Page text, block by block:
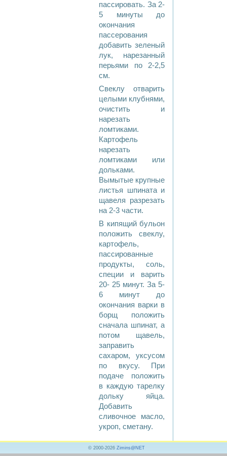
пассировать. За 2-
5 минуты до
окончания
пассерования
добавить зеленый
лук, нарезанный
перьями по 2-2,5
см.
Свеклу отварить
целыми клубнями,
очистить и
нарезать
ломтиками.
Картофель
нарезать
ломтиками или
дольками.
Вымытые крупные
листья шпината и
щавеля разрезать
на 2-3 части.
В кипящий бульон
положить свеклу,
картофель,
пассированные
продукты, соль,
специи и варить
20- 25 минут. За 5-
6 минут до
окончания варки в
борщ положить
сначала шпинат, а
потом щавель,
заправить
сахаром, уксусом
по вкусу. При
подаче положить
в каждую тарелку
дольку яйца.
Добавить
сливочное масло,
укроп, сметану.
© 2000-2026 Zimins@NET